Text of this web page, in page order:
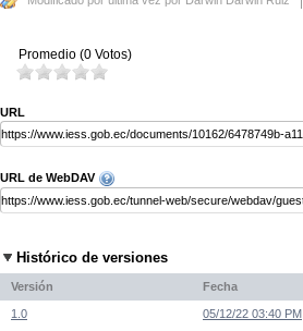
Promedio (0 Votos)
URL
URL de WebDAV
Histórico de versiones
Versión Fecha
1.0 05/12/22 03:40 PM